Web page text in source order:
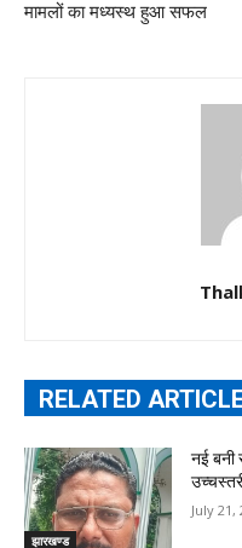
मामलों का मध्यस्थ हुआ सफल
RELATED
झारखण्ड
नई बनी
July 21,